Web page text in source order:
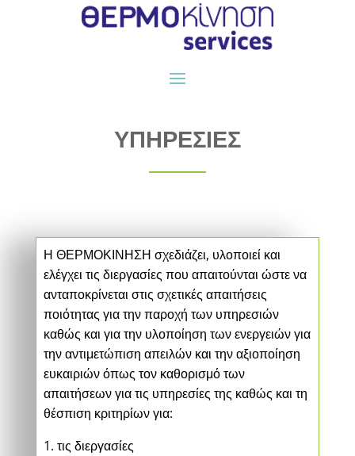
ΥΠΗΡΕΣΙΕΣ
Η ΘΕΡΜΟΚΙΝΗΣΗ σχεδιάζει, υλοποιεί και
ελέγχει τις διεργασίες που απαιτούνται ώστε να
ανταποκρίνεται στις σχετικές απαιτήσεις
ποιότητας για την παροχή των υπηρεσιών
καθώς και για την υλοποίηση των ενεργειών για
την αντιμετώπιση απειλών και την αξιοποίηση
ευκαιριών όπως τον καθορισμό των
απαιτήσεων για τις υπηρεσίες της καθώς και τη
θέσπιση κριτηρίων για:
1. τις διεργασίες